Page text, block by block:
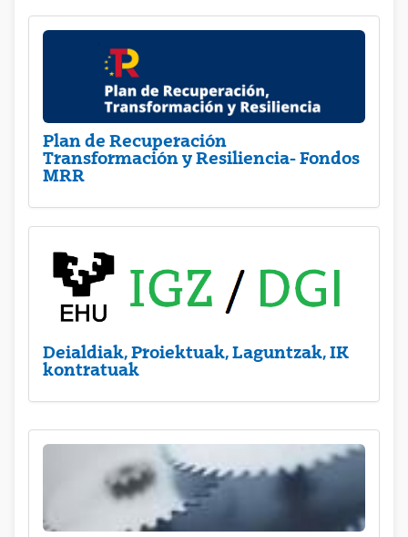
Plan de Recuperación
Transformación y Resiliencia- Fondos
MRR
Deialdiak, Proiektuak, Laguntzak, IK
kontratuak